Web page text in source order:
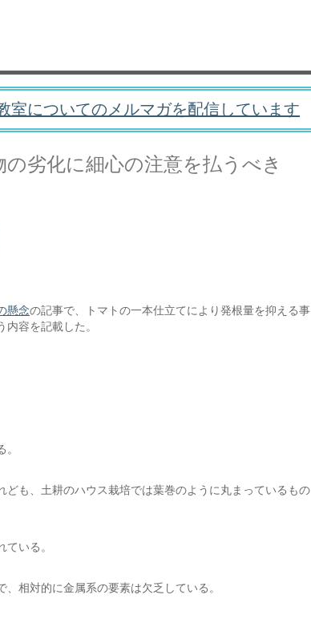
室についてのメルマガを配信しています
劣化に細心の注意を払うべき
懸念の記事で、トマトの一本仕立てにより発根量を抑える事
容を記載した。
ども、土耕のハウス栽培では葉巻のように丸まっているもの
いる。
相対的に金属系の要素は欠乏している。